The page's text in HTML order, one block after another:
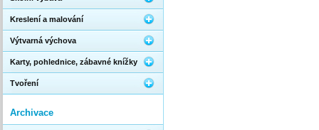
Kreslení a malování
Výtvarná výchova
Karty, pohlednice, zábavné knížky
Tvoření
Archivace